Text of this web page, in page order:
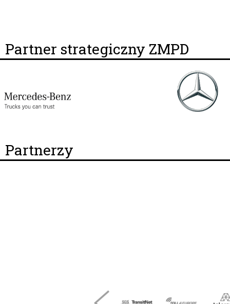
Partner strategiczny ZMPD
Partnerzy